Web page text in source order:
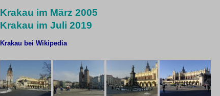
Krakau im März 2005
Krakau im Juli 2019
Krakau bei Wikipedia